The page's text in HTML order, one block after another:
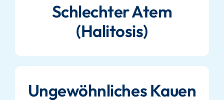
Schlechter Atem
(Halitosis)
Ungewöhnliches Kauen